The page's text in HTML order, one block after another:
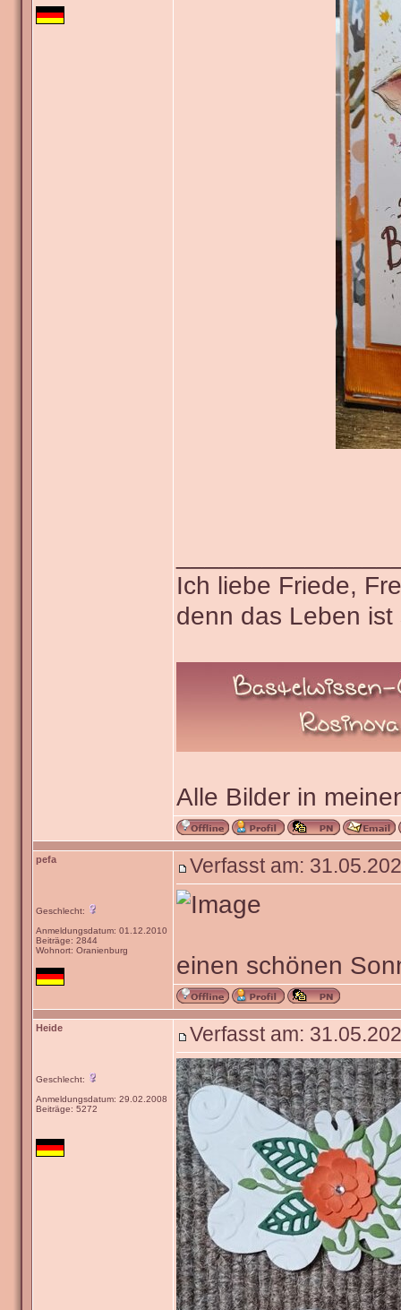
Ich liebe Friede,
denn das Leben
Alle Bilder in
pefa
Geschlecht:
Anmeldungsdatum: 01.12.2010
Beiträge: 2844
Wohnort: Oranienburg
Verfasst am:
einen schönen
Heide
Geschlecht:
Anmeldungsdatum: 29.02.2008
Beiträge: 5272
Verfasst am: